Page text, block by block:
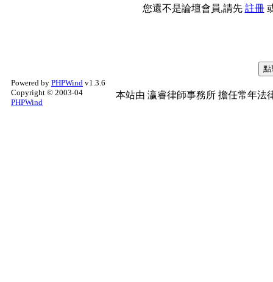
您還不是論壇會員,請先 註冊
Powered by PHPWind v1.3.6
Copyright © 2003-04
PHPWind
本站由 瀛睿律師事務所 擔任常年法